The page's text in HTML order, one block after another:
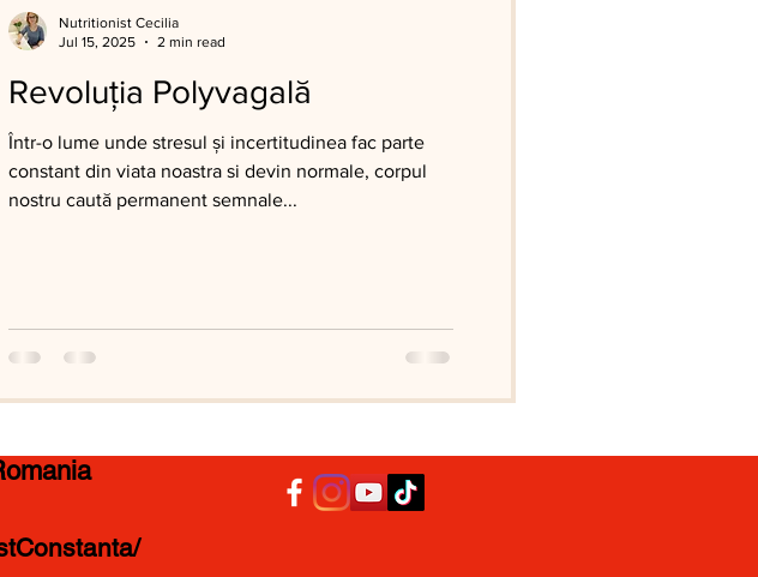
Revoluția Polyvagală
Într-o lume unde stresul și incertitudinea fac parte
constant din viata noastra si devin normale, corpul
nostru caută permanent semnale...
Nutritionist Cecilia
Jul 15, 2025
2 min read